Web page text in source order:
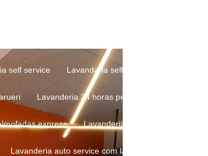
self service Lavandaria self service mais próxima
Lavanderia 24 horas perto de mim
express Lavanderia de almofadas perto
Lavanderia auto service com lava e seca